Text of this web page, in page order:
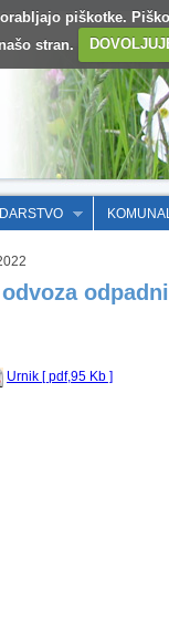
piškotke.
stran.
Urnik [ pdf,95 Kb ]